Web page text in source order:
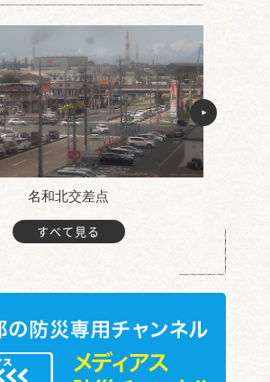
名和北交差点
すべて見る